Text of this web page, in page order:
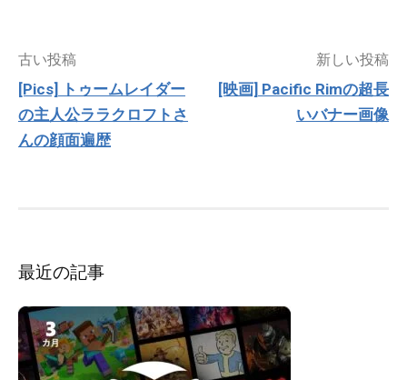
投
ナ
ビ
ゲ
古い投稿
[Pics] トゥームレイダー
の主人公ララクロフトさ
んの顔面遍歴
新しい投稿
[映画] Pacific Rimの超長
いバナー画像
最近の記事